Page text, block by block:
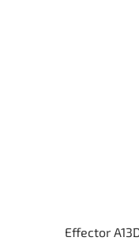
Effector